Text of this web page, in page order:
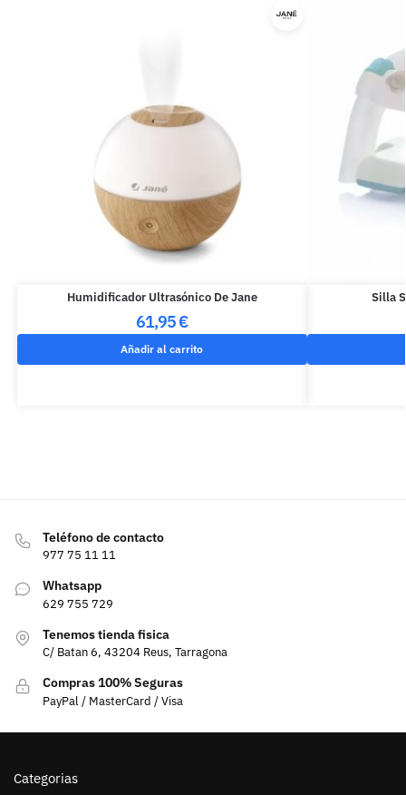
Humidificador Ultrasónico De Jane
61,95€
Añadir al carrito
Silla
Teléfono de contacto
977 75 11 11
Whatsapp
629 755 729
Tenemos tienda fisica
C/ Batan 6, 43204 Reus, Tarragona
Compras 100% Seguras
PayPal / MasterCard / Visa
Categorias